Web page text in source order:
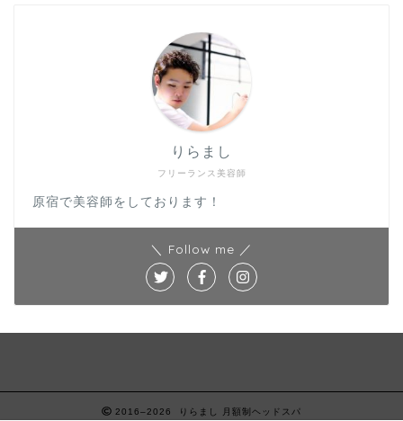
フリーランス美容師
りらまし
原宿で美容師をしております！
＼ Follow me ／
2016–2026 りらまし 月額制ヘッドスパ